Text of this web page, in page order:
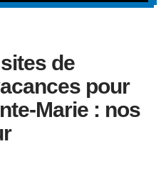
de
pour
Marie : nos